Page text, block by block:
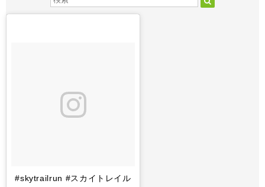
#skytrailrun #スカイトレイル